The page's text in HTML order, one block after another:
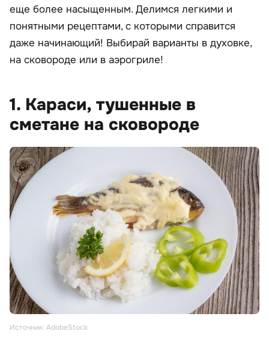
еще более насыщенным. Делимся легкими и
понятными рецептами, с которыми справится
даже начинающий! Выбирай варианты в духовке,
на сковороде или в аэрогриле!
1. Караси, тушенные в
сметане на сковороде
Источник: AdobeStock